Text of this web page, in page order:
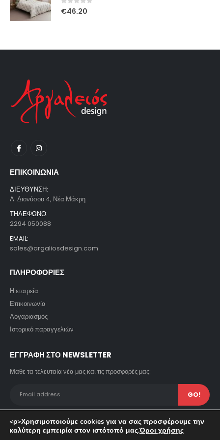
0out of 5
€46.20
ΕΠΙΚΟΙΝΩΝΙΑ
ΔΙΕΥΘΥΝΣΗ:
Λ. Διονύσου 4, Νέα Μάκρη
ΤΗΛΕΦΩΝΟ:
2294 050088
EMAIL:
sales@argaliosdesign.com
ΠΛΗΡΟΦΟΡΙΕΣ
Η εταιρεία
Επικοινωνία
Λογαριασμός
Ιστορικό παραγγελιών
ΕΓΓΡΑΦΗ ΣΤΟ NEWSLETTER
Μάθε τα τελευταία νέα μας και τις προσφορές μας:
<p>Χρησιμοποιούμε cookies για να σας προσφέρουμε την
καλύτερη εμπειρία στον ιστότοπό μας.Όροι χρήσης